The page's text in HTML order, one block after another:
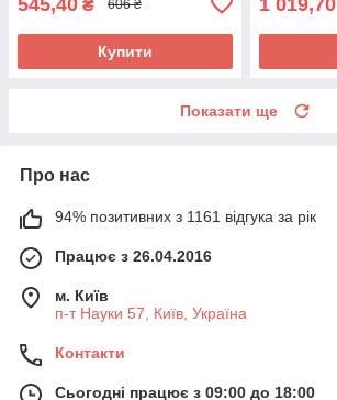
₴ 606 ₴
Купити
Показати ще
Про нас
94% позитивних з 1161 відгука за рік
Працює з 26.04.2016
м. Київ
п-т Науки 57, Київ, Україна
Контакти
Сьогодні працює з 09:00 до 18:00